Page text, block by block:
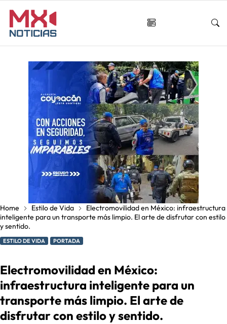
Home Estilo de Vida
Electromovilidad en México: infraestructura
inteligente para un transporte más limpio. El arte de disfrutar con estilo
y sentido.
ESTILO DE VIDA PORTADA
Electromovilidad en México:
infraestructura inteligente para un
transporte más limpio. El arte de
disfrutar con estilo y sentido.